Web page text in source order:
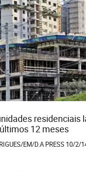
residenciais
12 meses
EM/D.A PRESS 10/2/